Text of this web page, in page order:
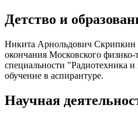
Детство и
Никита Арнольдович Скрипкин
окончания Московского физико-
специальности "Радиотехника
обучение в аспирантуре.
Научная